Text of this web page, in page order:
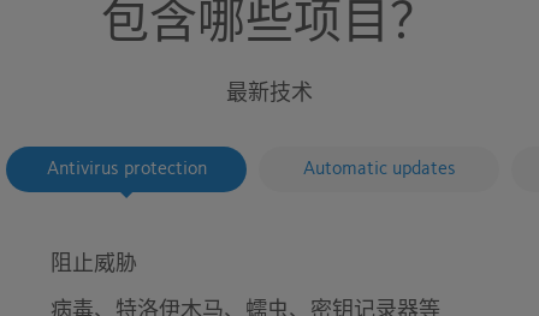
包含哪些项目？
最新技术
Antivirus protection Automatic updates
阻止威胁
病毒、特洛伊木马、蠕虫、密钥记录器等